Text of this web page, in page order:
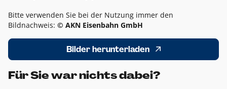
Bitte verwenden Sie bei der Nutzung immer den
Bildnachweis: © AKN Eisenbahn GmbH
Bilder herunterladen
Für Sie war nichts dabei?